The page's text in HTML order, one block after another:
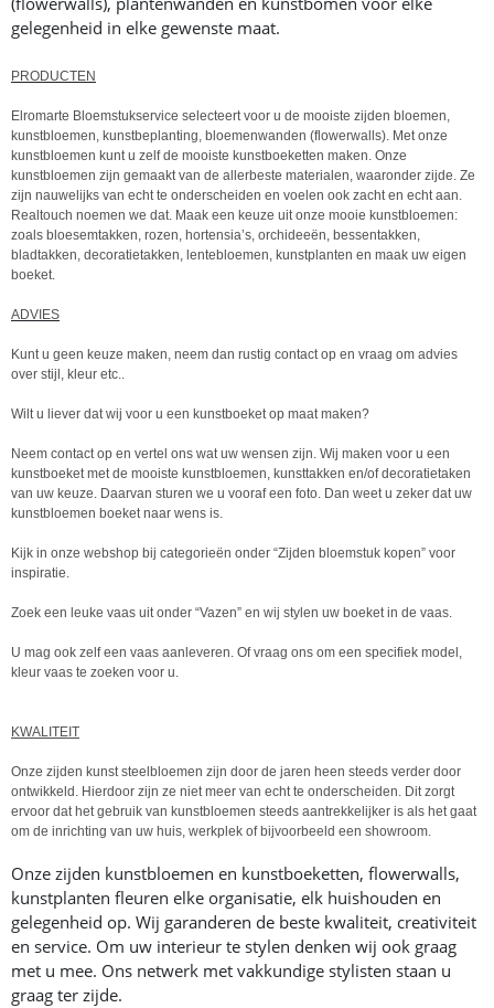
gelegenheid in elke gewenste maat.
PRODUCTEN
Elromarte Bloemstukservice selecteert voor u de mooiste zijden bloemen,
kunstbloemen, kunstbeplanting, bloemenwanden (flowerwalls). Met onze
kunstbloemen kunt u zelf de mooiste kunstboeketten maken. Onze
kunstbloemen zijn gemaakt van de allerbeste materialen, waaronder zijde. Ze
zijn nauwelijks van echt te onderscheiden en voelen ook zacht en echt aan.
Realtouch noemen we dat. Maak een keuze uit onze mooie kunstbloemen:
zoals bloesemtakken, rozen, hortensia’s, orchideeën, bessentakken,
bladtakken, decoratietakken, lentebloemen, kunstplanten en maak uw eigen
boeket.
ADVIES
Kunt u geen keuze maken, neem dan rustig contact op en vraag om advies
over stijl, kleur etc..
Wilt u liever dat wij voor u een kunstboeket op maat maken?
Neem contact op en vertel ons wat uw wensen zijn. Wij maken voor u een
kunstboeket met de mooiste kunstbloemen, kunsttakken en/of decoratietaken
van uw keuze. Daarvan sturen we u vooraf een foto. Dan weet u zeker dat uw
kunstbloemen boeket naar wens is.
Kijk in onze webshop bij categorieën onder “Zijden bloemstuk kopen” voor
inspiratie.
Zoek een leuke vaas uit onder “Vazen” en wij stylen uw boeket in de vaas.
U mag ook zelf een vaas aanleveren. Of vraag ons om een specifiek model,
kleur vaas te zoeken voor u.
KWALITEIT
Onze zijden kunst steelbloemen zijn door de jaren heen steeds verder door
ontwikkeld. Hierdoor zijn ze niet meer van echt te onderscheiden. Dit zorgt
ervoor dat het gebruik van kunstbloemen steeds aantrekkelijker is als het gaat
om de inrichting van uw huis, werkplek of bijvoorbeeld een showroom.
Onze zijden kunstbloemen en kunstboeketten, flowerwalls,
kunstplanten fleuren elke organisatie, elk huishouden en
gelegenheid op. Wij garanderen de beste kwaliteit, creativiteit
en service. Om uw interieur te stylen denken wij ook graag
met u mee. Ons netwerk met vakkundige stylisten staan u
graag ter zijde.